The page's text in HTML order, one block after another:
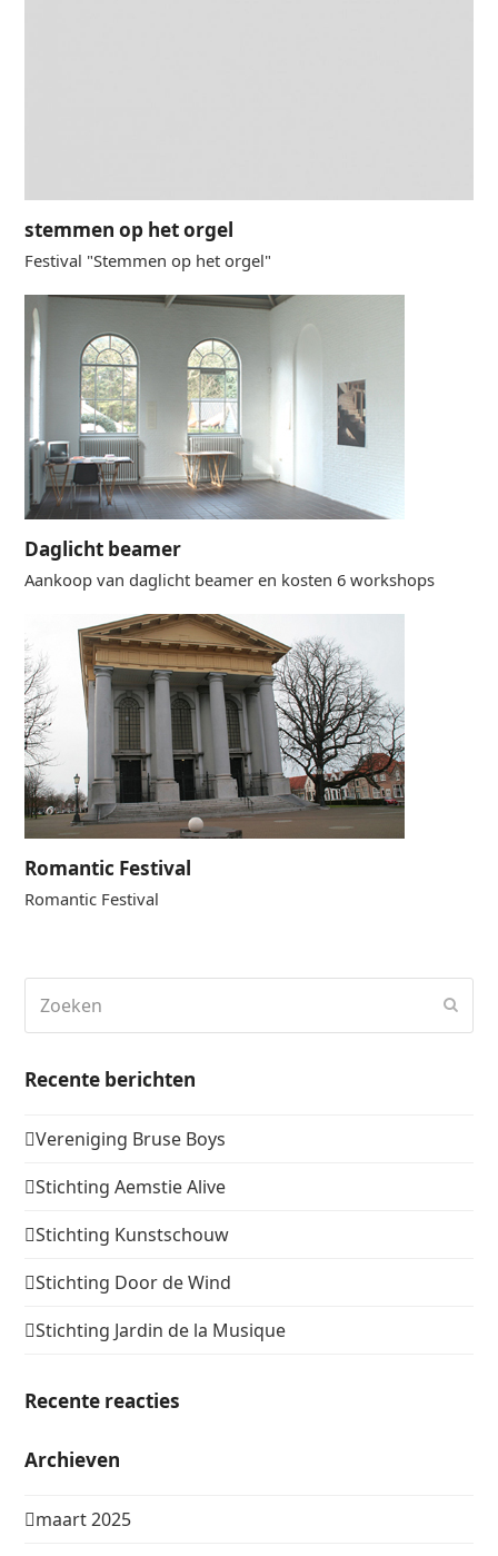
stemmen op het orgel
Festival "Stemmen op het orgel"
Daglicht beamer
Aankoop van daglicht beamer en kosten 6 workshops
Romantic Festival
Romantic Festival
Recente berichten
Vereniging Bruse Boys
Stichting Aemstie Alive
Stichting Kunstschouw
Stichting Door de Wind
Stichting Jardin de la Musique
Recente reacties
Archieven
maart 2025